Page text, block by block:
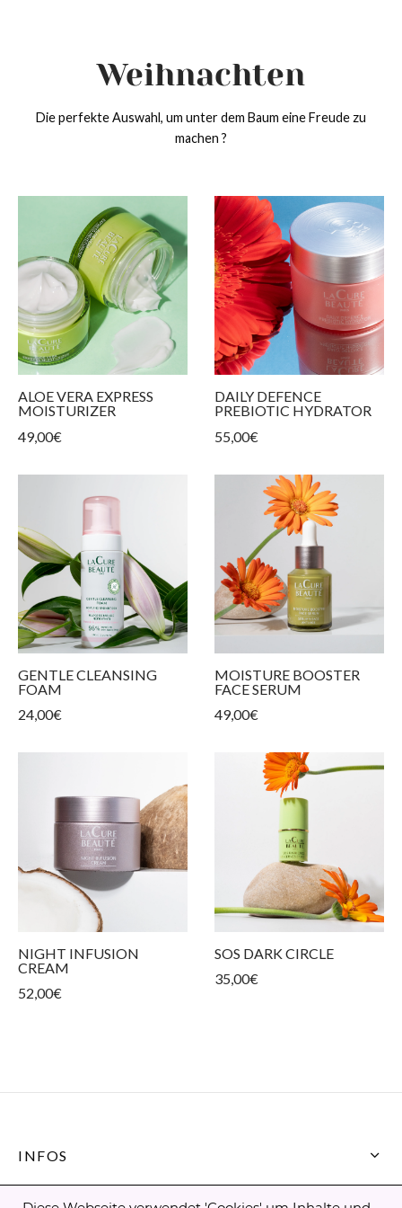
Weihnachten
Die perfekte Auswahl, um unter dem Baum eine Freude zu
machen ?
ALOE VERA EXPRESS
MOISTURIZER
49,00€
DAILY DEFENCE
PREBIOTIC HYDRATOR
55,00€
GENTLE CLEANSING
FOAM
24,00€
MOISTURE BOOSTER
FACE SERUM
49,00€
NIGHT INFUSION
CREAM
52,00€
SOS DARK CIRCLE
35,00€
INFOS
CONTACT
bis fettige Haut
Haut
Haut
und Spannungsgefühl